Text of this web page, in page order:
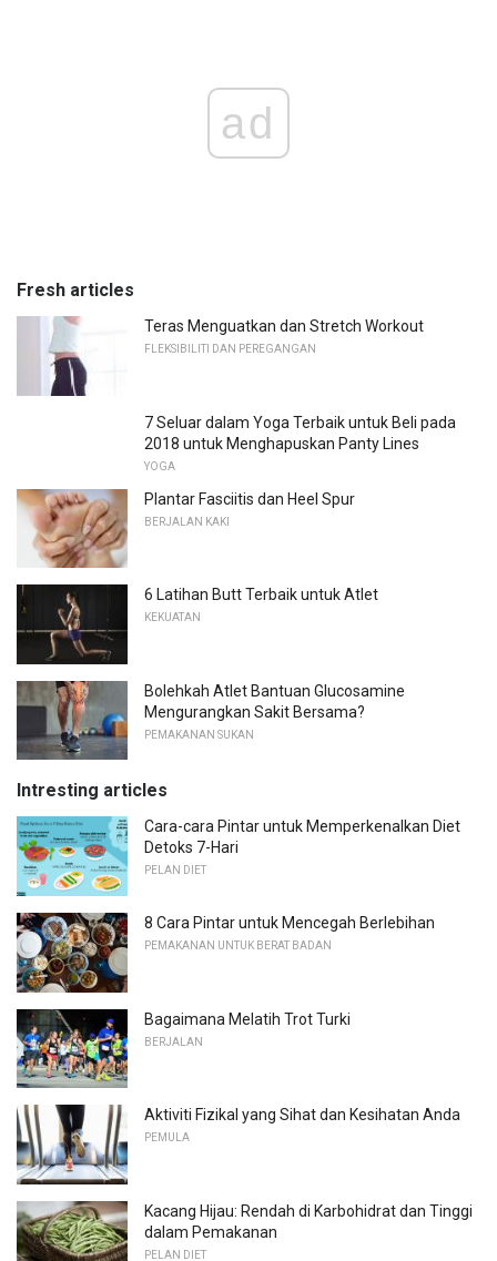
ad
Fresh articles
Teras Menguatkan dan Stretch Workout
FLEKSIBILITI DAN PEREGANGAN
7 Seluar dalam Yoga Terbaik untuk Beli pada
2018 untuk Menghapuskan Panty Lines
YOGA
Plantar Fasciitis dan Heel Spur
BERJALAN KAKI
6 Latihan Butt Terbaik untuk Atlet
KEKUATAN
Bolehkah Atlet Bantuan Glucosamine
Mengurangkan Sakit Bersama?
PEMAKANAN SUKAN
Intresting articles
Cara-cara Pintar untuk Memperkenalkan Diet
Detoks 7-Hari
PELAN DIET
8 Cara Pintar untuk Mencegah Berlebihan
PEMAKANAN UNTUK BERAT BADAN
Bagaimana Melatih Trot Turki
BERJALAN
Aktiviti Fizikal yang Sihat dan Kesihatan Anda
PEMULA
Kacang Hijau: Rendah di Karbohidrat dan Tinggi
dalam Pemakanan
PELAN DIET